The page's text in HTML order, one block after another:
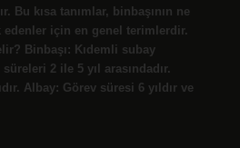
Bu kısa tanımlar, binbaşının ne
için en genel terimlerdir.
Binbaşı: Kıdemli subay
2 ile 5 yıl arasındadır.
Albay: Görev süresi 6 yıldır ve